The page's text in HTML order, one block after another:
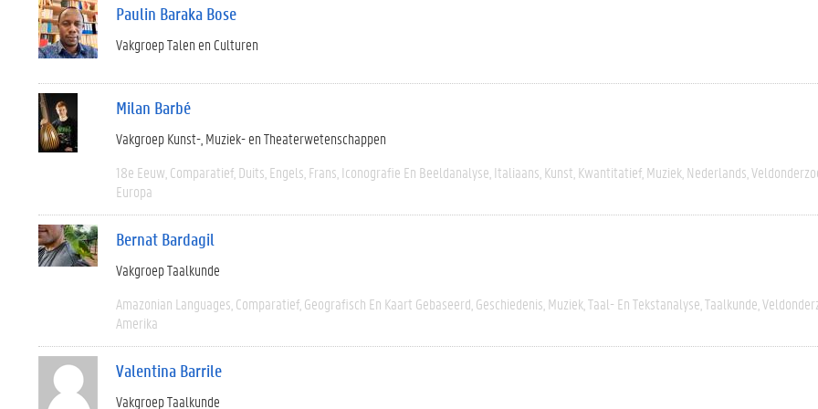
Paulin Baraka Bose
Vakgroep Talen en Culturen
Milan Barbé
Vakgroep Kunst-, Muziek- en Theaterwetenschappen
18e Eeuw Comparatief Duits Engels Frans Iconografie En Beeldanalyse Italiaans Kunst Kwantitatief Muziek Nederlands
Europa
Bernat Bardagil
Vakgroep Taalkunde
Amazonian Languages Comparatief Geografisch En Kaart Gebaseerd Geschiedenis Muziek Taal- En Tekstanalyse Taalkunde
Amerika
Valentina Barrile
Vakgroep Taalkunde